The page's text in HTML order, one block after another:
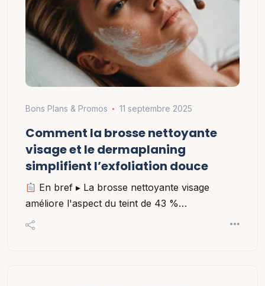
Bons Plans & Promos 11 septembre 2025
Comment la brosse nettoyante
visage et le dermaplaning
simplifient l’exfoliation douce
En bref ▸ La brosse nettoyante visage
améliore l'aspect du teint de 43 %…